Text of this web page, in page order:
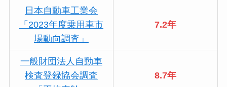
日本自動車工業会
「2023年度乗用車市
場動向調査」
7.2年
一般財団法人自動車
検査登録協会調査
8.7年